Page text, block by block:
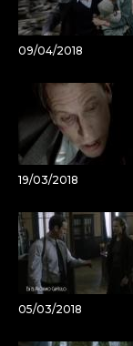
09/04/2018
19/03/2018
05/03/2018